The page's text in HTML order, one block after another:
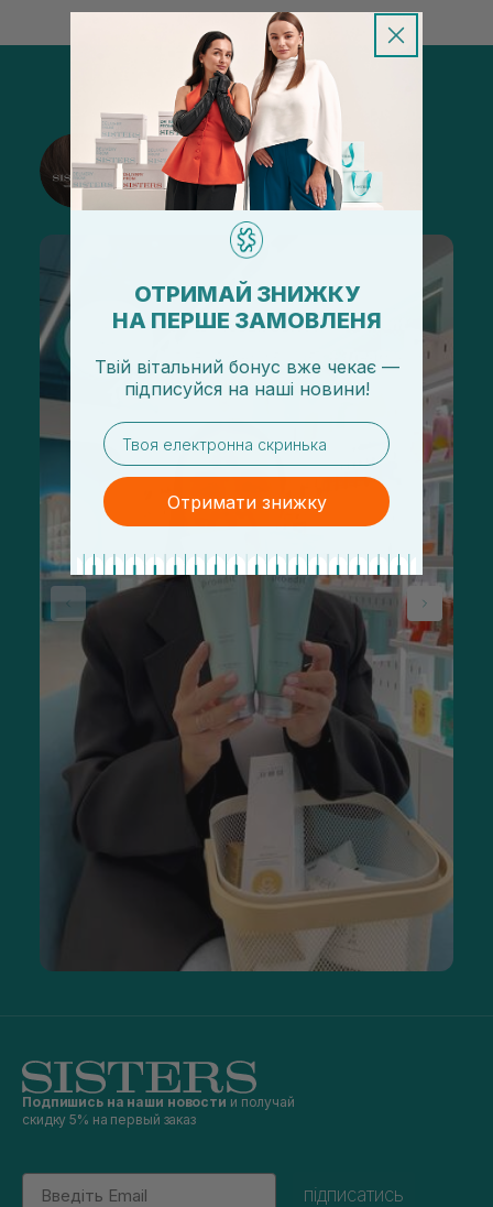
@sisters_stelmakh в Instagram
Подписаться
Подпишись на наши новости и получай
скидку 5% на первый заказ
Email
підписатись
ОТРИМАЙ ЗНИЖКУ
НА ПЕРШЕ ЗАМОВЛЕНЯ
Твій вітальний бонус вже чекає —
підписуйся на наші новини!
email
Отримати знижку